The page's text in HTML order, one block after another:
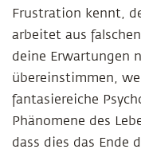
Frustration kennt,
arbeitet aus
deine Erwartungen
übereinstimmen,
fantasiereiche
Phänomene des
dass dies das Ende